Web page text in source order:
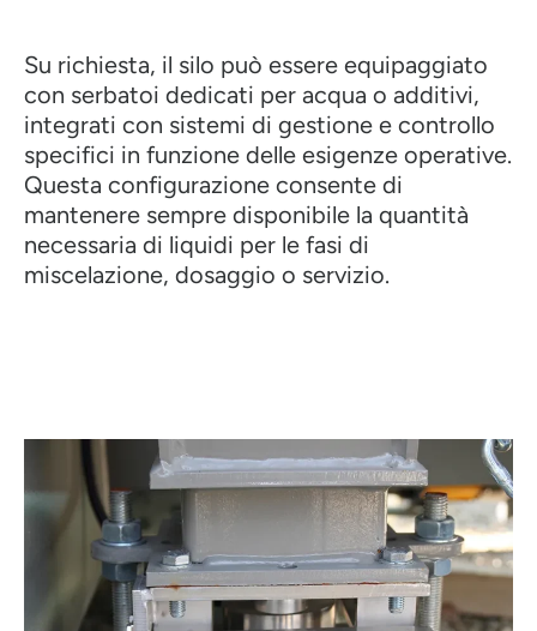
Su richiesta, il silo può essere equipaggiato
con serbatoi dedicati per acqua o additivi,
integrati con sistemi di gestione e controllo
specifici in funzione delle esigenze operative.
Questa configurazione consente di
mantenere sempre disponibile la quantità
necessaria di liquidi per le fasi di
miscelazione, dosaggio o servizio.